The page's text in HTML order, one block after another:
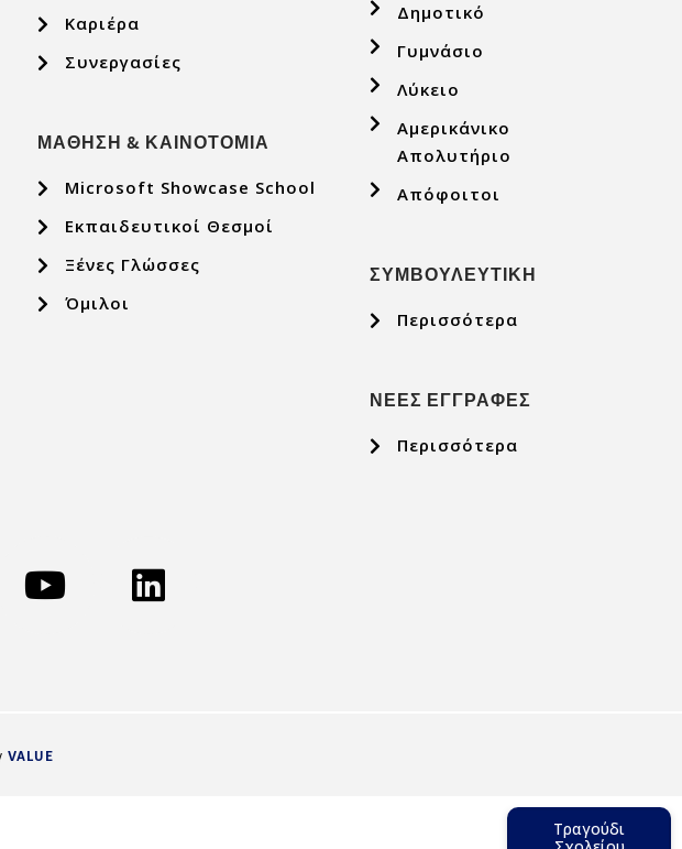
Καριέρα
Συνεργασίες
ΜΑΘΗΣΗ & ΚΑΙΝΟΤΟΜΙΑ
Microsoft Showcase School
Εκπαιδευτικοί Θεσμοί
Ξένες Γλώσσες
Όμιλοι
Δημοτικό
Γυμνάσιο
Λύκειο
Αμερικάνικο
Απολυτήριο
Απόφοιτοι
ΣΥΜΒΟΥΛΕΥΤΙΚΗ
Περισσότερα
ΝΕΕΣ ΕΓΓΡΑΦΕΣ
Περισσότερα
VALUE
Τραγούδι
Νίκος